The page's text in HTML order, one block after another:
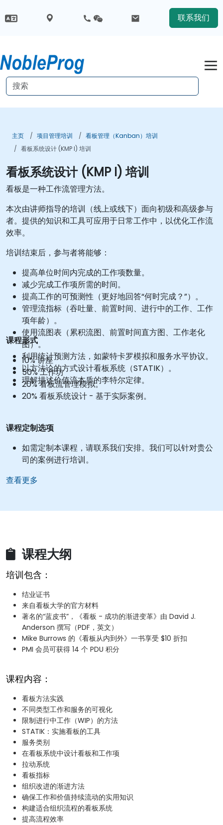
联系我们
主页 项目管理培训
看板管理（Kanban）培训
看板系统设计 (KMP I) 培训
看板系统设计 (KMP I) 培训
看板是一种工作流管理方法。
本次由讲师指导的培训（线上或线下）面向初级和高级参与
者。提供的知识和工具可应用于日常工作中，以优化工作流
效率。
培训结束后，参与者将能够：
提高单位时间内完成的工作项数量。
减少完成工作项所需的时间。
提高工作的可预测性（更好地回答“何时完成？”）。
管理流指标（吞吐量、前置时间、进行中的工作、工作
项年龄）。
使用流图表（累积流图、前置时间直方图、工作老化
图）。
利用统计预测方法，如蒙特卡罗模拟和服务水平协议。
以方法论的方式设计看板系统（STATIK）。
理解描述价值流本质的李特尔定律。
课程形式
10% 讲座
50% 工作坊
20% 看板流管理模拟。
20% 看板系统设计 - 基于实际案例。
课程定制选项
如需定制本课程，请联系我们安排。我们可以针对贵公
司的案例进行培训。
查看更多
课程大纲
培训包含：
结业证书
来自看板大学的官方材料
著名的“蓝皮书”，《看板 - 成功的渐进变革》由 David J.
Anderson 撰写（PDF，英文）
Mike Burrows 的《看板从内到外》一书享受 $10 折扣
PMI 会员可获得 14 个 PDU 积分
课程内容：
看板方法实践
不同类型工作和服务的可视化
限制进行中工作（WIP）的方法
STATIK：实施看板的工具
服务类别
在看板系统中设计看板和工作项
拉动系统
看板指标
组织改进的渐进方法
确保工作和价值持续流动的实用知识
构建适合组织流程的看板系统
提高流程效率